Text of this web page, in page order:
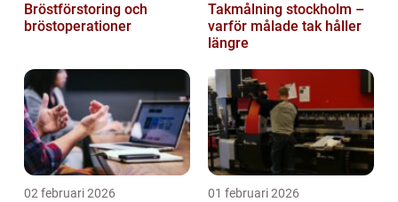
Bröstförstoring och
bröstoperationer
Takmålning stockholm –
varför målade tak håller
längre
02 februari 2026 01 februari 2026